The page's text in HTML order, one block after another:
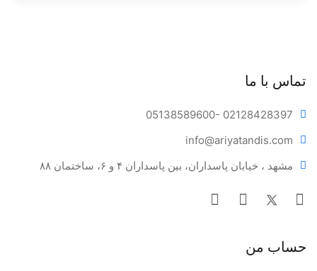
تماس با ما
05138589600- 02128428397
info@ariyatandis.com
مشهد ، خیابان پاسداران، بین پاسداران ۴ و ۶، ساختمان ۸۸
حساب من